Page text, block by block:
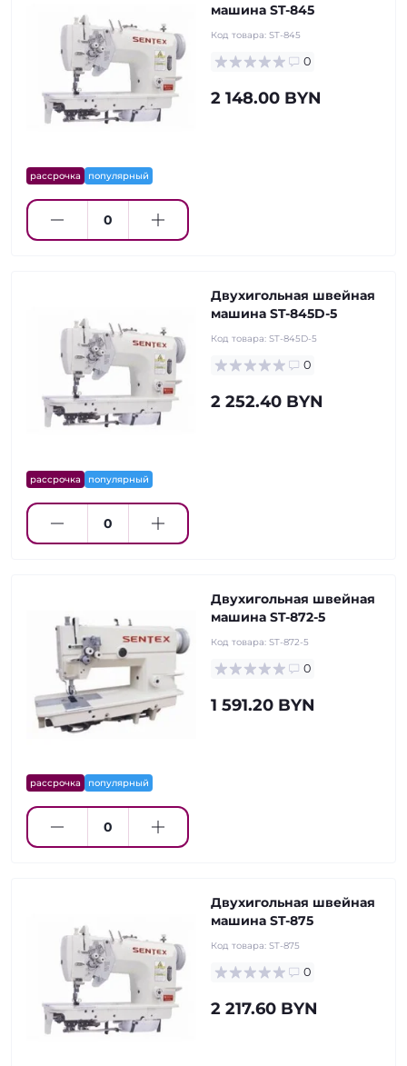
рассрочка популярный
машина ST-845
Код товара: ST-845
0
2 148.00 BYN
рассрочка популярный
Двухигольная швейная
машина ST-845D-5
Код товара: ST-845D-5
0
2 252.40 BYN
рассрочка популярный
Двухигольная швейная
машина ST-872-5
Код товара: ST-872-5
0
1 591.20 BYN
Двухигольная швейная
машина ST-875
Код товара: ST-875
0
2 217.60 BYN